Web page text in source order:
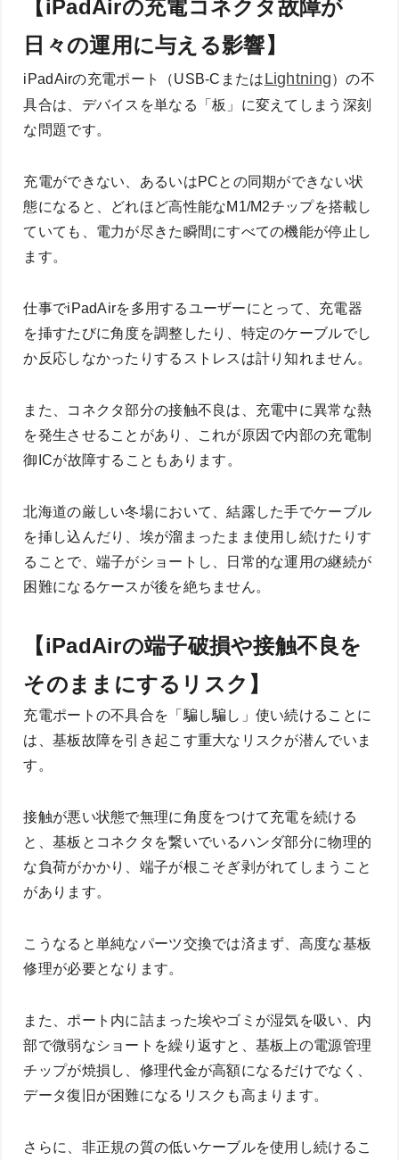
【iPadAirの充電コネクタ故障が
日々の運用に与える影響】
iPadAirの充電ポート（USB-CまたはLightning）の不
具合は、デバイスを単なる「板」に変えてしまう深刻
な問題です。
充電ができない、あるいはPCとの同期ができない状
態になると、どれほど高性能なM1/M2チップを搭載し
ていても、電力が尽きた瞬間にすべての機能が停止し
ます。
仕事でiPadAirを多用するユーザーにとって、充電器
を挿すたびに角度を調整したり、特定のケーブルでし
か反応しなかったりするストレスは計り知れません。
また、コネクタ部分の接触不良は、充電中に異常な熱
を発生させることがあり、これが原因で内部の充電制
御ICが故障することもあります。
北海道の厳しい冬場において、結露した手でケーブル
を挿し込んだり、埃が溜まったまま使用し続けたりす
ることで、端子がショートし、日常的な運用の継続が
困難になるケースが後を絶ちません。
【iPadAirの端子破損や接触不良を
そのままにするリスク】
充電ポートの不具合を「騙し騙し」使い続けることに
は、基板故障を引き起こす重大なリスクが潜んでいま
す。
接触が悪い状態で無理に角度をつけて充電を続ける
と、基板とコネクタを繋いでいるハンダ部分に物理的
な負荷がかかり、端子が根こそぎ剥がれてしまうこと
があります。
こうなると単純なパーツ交換では済まず、高度な基板
修理が必要となります。
また、ポート内に詰まった埃やゴミが湿気を吸い、内
部で微弱なショートを繰り返すと、基板上の電源管理
チップが焼損し、修理代金が高額になるだけでなく、
データ復旧が困難になるリスクも高まります。
さらに、非正規の質の低いケーブルを使用し続けるこ